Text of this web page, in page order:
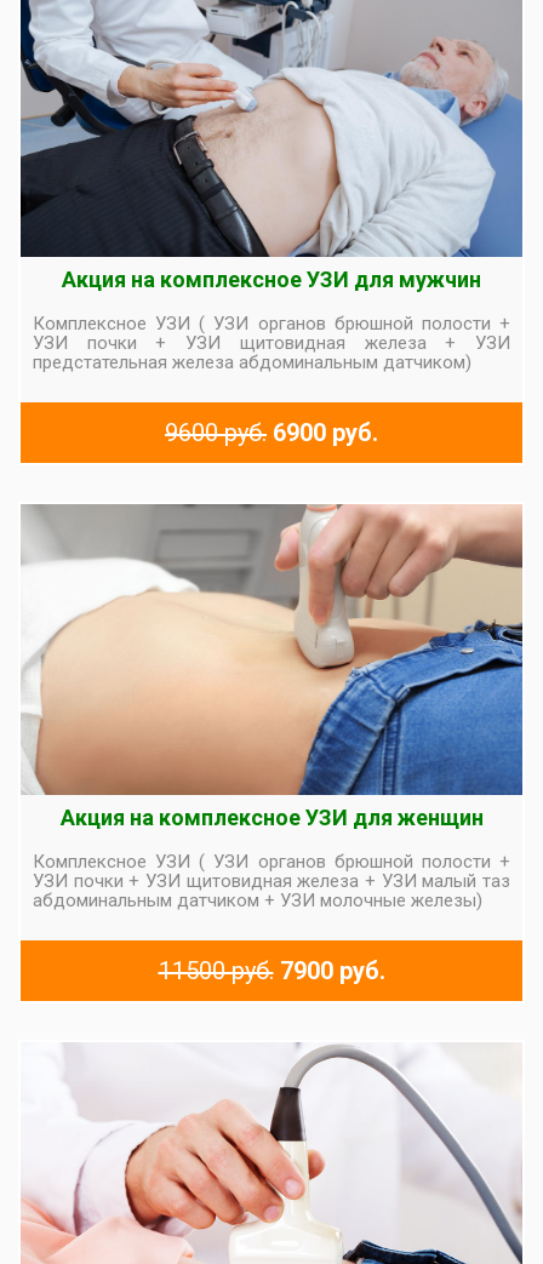
Акция на комплексное УЗИ для мужчин
Комплексное УЗИ ( УЗИ органов брюшной полости +
УЗИ почки + УЗИ щитовидная железа + УЗИ
предстательная железа абдоминальным датчиком)
9600 руб. 6900 руб.
Акция на комплексное УЗИ для женщин
Комплексное УЗИ ( УЗИ органов брюшной полости +
УЗИ почки + УЗИ щитовидная железа + УЗИ малый таз
абдоминальным датчиком + УЗИ молочные железы)
11500 руб.7900 руб.